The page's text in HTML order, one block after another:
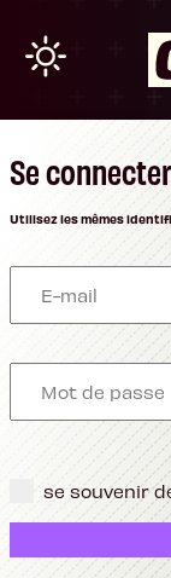
Se connecter
Utilisez les mêmes
se souvenir